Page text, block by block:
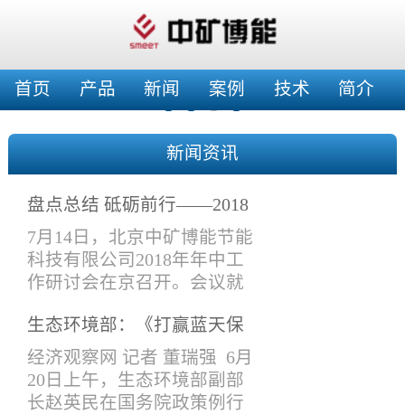
首页 产品 新闻 案例 技术 简介
新闻资讯
盘点总结 砥砺前行——2018
年年中工作会
7月14日，北京中矿博能节能
科技有限公司2018年年中工
作研讨会在京召开。会议就
交流，特别是在产品设计与
改进、在建项目验收、工作
接口要求、新开工项目安排
等进项了讨论安排。公司领
生态环境部：《打赢蓝天保
卫战三年行动计划》将于近
期印发实施
经济观察网 记者 董瑞强 6月
20日上午，生态环境部副部
长赵英民在国务院政策例行